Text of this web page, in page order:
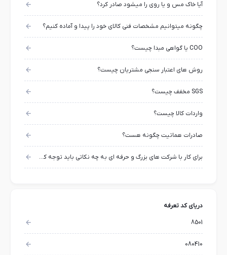
آیا خاک مس و یا روی را میشود صادر کرد؟
چگونه میتوانیم مشخصات فنی کالای خود را پیدا و آماده کنیم؟
COO یا گواهی مبدا چیست؟
روش های اعتبار سنجی مشتریان چیست؟
SGS مخفف چیست؟
واردات کالا چیست؟
صادرات هماتیت چگونه هست؟
برای کار با شرکت های بزرگ و حرفه ای به چه نکاتی باید توجه کرد؟
دریای کد تعرفه
8501
080410